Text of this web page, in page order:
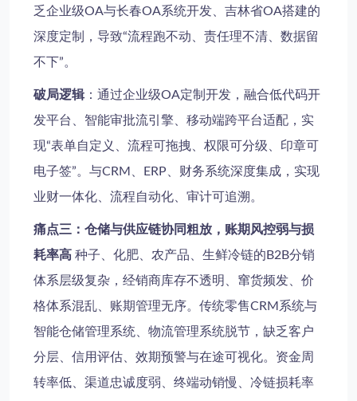
乏企业级OA与长春OA系统开发、吉林省OA搭建的
深度定制，导致“流程跑不动、责任理不清、数据留
不下”。
破局逻辑：通过企业级OA定制开发，融合低代码开
发平台、智能审批流引擎、移动端跨平台适配，实
现“表单自定义、流程可拖拽、权限可分级、印章可
电子签”。与CRM、ERP、财务系统深度集成，实现
业财一体化、流程自动化、审计可追溯。
痛点三：仓储与供应链协同粗放，账期风控弱与损
耗率高 种子、化肥、农产品、生鲜冷链的B2B分销
体系层级复杂，经销商库存不透明、窜货频发、价
格体系混乱、账期管理无序。传统零售CRM系统与
智能仓储管理系统、物流管理系统脱节，缺乏客户
分层、信用评估、效期预警与在途可视化。资金周
转率低、渠道忠诚度弱、终端动销慢、冷链损耗率